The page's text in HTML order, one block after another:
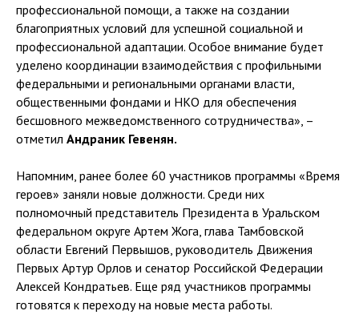
профессиональной помощи, а также на создании
благоприятных условий для успешной социальной и
профессиональной адаптации. Особое внимание будет
уделено координации взаимодействия с профильными
федеральными и региональными органами власти,
общественными фондами и НКО для обеспечения
бесшовного межведомственного сотрудничества», –
отметил Андраник Гевенян.
Напомним, ранее более 60 участников программы «Время
героев» заняли новые должности. Среди них
полномочный представитель Президента в Уральском
федеральном округе Артем Жога, глава Тамбовской
области Евгений Первышов, руководитель Движения
Первых Артур Орлов и сенатор Российской Федерации
Алексей Кондратьев. Еще ряд участников программы
готовятся к переходу на новые места работы.